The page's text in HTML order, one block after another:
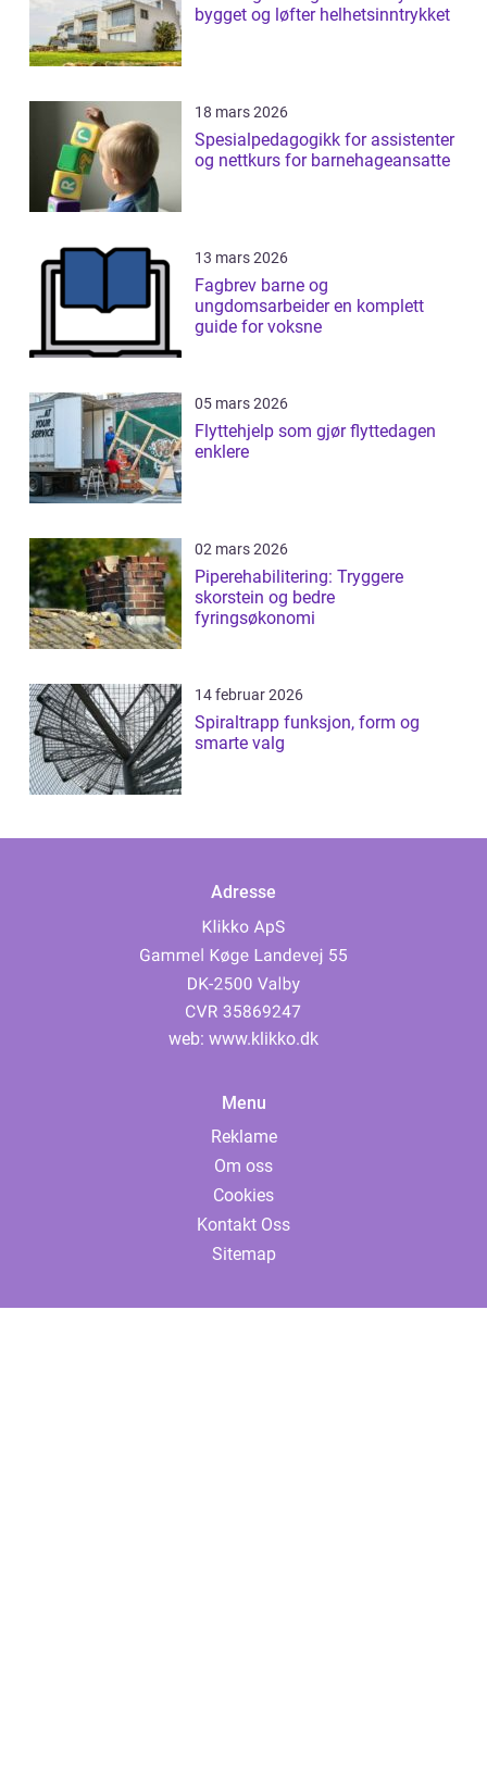
bygget og løfter helhetsinntrykket
18 mars 2026
Spesialpedagogikk for assistenter
og nettkurs for barnehageansatte
13 mars 2026
Fagbrev barne og
ungdomsarbeider en komplett
guide for voksne
05 mars 2026
Flyttehjelp som gjør flyttedagen
enklere
02 mars 2026
Piperehabilitering: Tryggere
skorstein og bedre
fyringsøkonomi
14 februar 2026
Spiraltrapp funksjon, form og
smarte valg
Adresse
web: www.klikko.dk
Menu
Reklame
Om oss
Cookies
Kontakt Oss
Sitemap